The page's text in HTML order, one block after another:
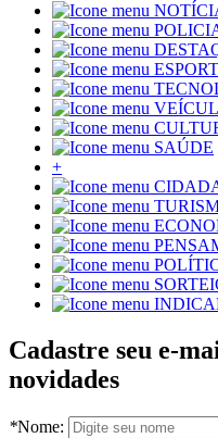
SAÚDE
+
Cadastre seu e-
novidades
*Nome: